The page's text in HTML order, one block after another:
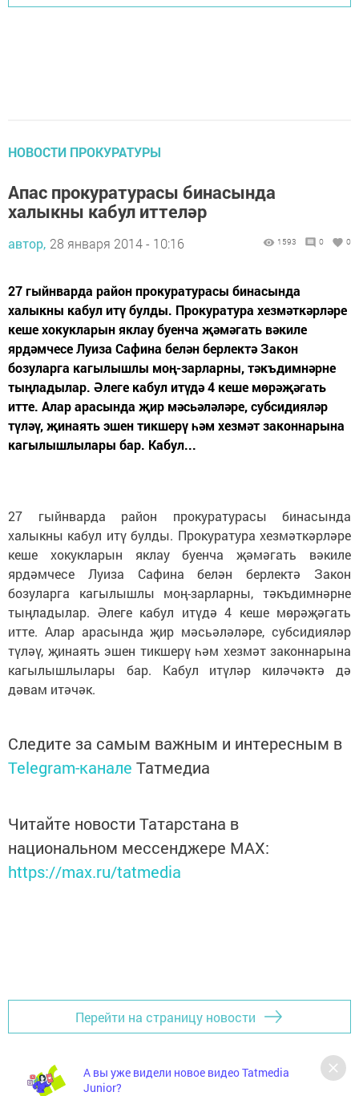
НОВОСТИ ПРОКУРАТУРЫ
Апас прокуратурасы бинасында
халыкны кабул иттеләр
автор, 28 января 2014 - 10:16 1593 0 0
27 гыйнварда район прокуратурасы бинасында
халыкны кабул итү булды. Прокуратура хезмәткәрләре
кеше хокукларын яклау буенча җәмәгать вәкиле
ярдәмчесе Луиза Сафина белән берлектә Закон
бозуларга кагылышлы моң-зарларны, тәкъдимнәрне
тыңладылар. Әлеге кабул итүдә 4 кеше мөрәҗәгать
итте. Алар арасында җир мәсьәләләре, субсидияләр
түләү, җинаять эшен тикшерү һәм хезмәт законнарына
кагылышлылары бар. Кабул...
27 гыйнварда район прокуратурасы бинасында
халыкны кабул итү булды. Прокуратура хезмәткәрләре
кеше хокукларын яклау буенча җәмәгать вәкиле
ярдәмчесе Луиза Сафина белән берлектә Закон
бозуларга кагылышлы моң-зарларны, тәкъдимнәрне
тыңладылар. Әлеге кабул итүдә 4 кеше мөрәҗәгать
итте. Алар арасында җир мәсьәләләре, субсидияләр
түләү, җинаять эшен тикшерү һәм хезмәт законнарына
кагылышлылары бар. Кабул итүләр киләчәктә дә
дәвам итәчәк.
Следите за самым важным и интересным в
Telegram-канале Татмедиа
Читайте новости Татарстана в
национальном мессенджере MАХ:
https://max.ru/tatmedia
Перейти на страницу новости
А вы уже видели новое видео Tatmedia
Junior?